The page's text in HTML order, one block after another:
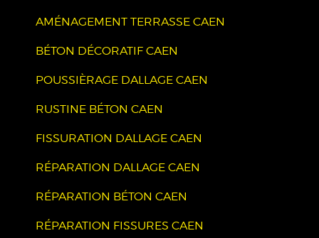
AMÉNAGEMENT TERRASSE CAEN
BÉTON DÉCORATIF CAEN
POUSSIÈRAGE DALLAGE CAEN
RUSTINE BÉTON CAEN
FISSURATION DALLAGE CAEN
RÉPARATION DALLAGE CAEN
RÉPARATION BÉTON CAEN
RÉPARATION FISSURES CAEN